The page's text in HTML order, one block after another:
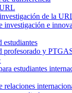
de la
investigación e
profesorado y
estudiantes
relaciones